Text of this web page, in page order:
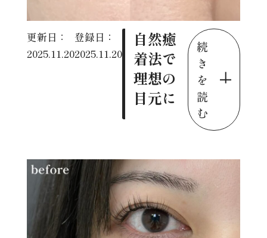
更新日：
2025.11.20
登録日：
2025.11.20
自然癒
着法で
理想の
目元に
続
き
を
読
む